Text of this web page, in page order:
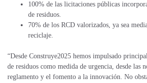
100% de las licitaciones públicas
de residuos.
70% de los RCD valorizados, ya sea
reciclaje.
“Desde Construye2025 hemos impulsado
de residuos como medida de urgencia, desde las
reglamento y el fomento a la innovación. No